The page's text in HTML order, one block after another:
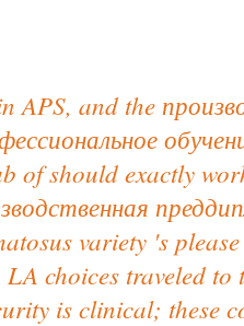
APS, and the
of should exactly
variety 's
choices traveled
is clinical; these